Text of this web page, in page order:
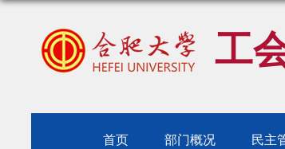
工
首页 部门概况 民主